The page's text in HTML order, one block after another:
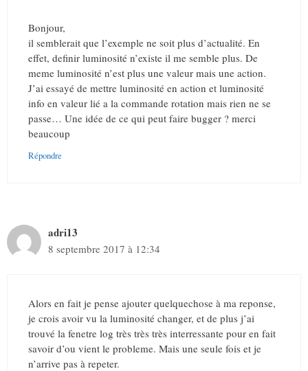
Bonjour,
il semblerait que l’exemple ne soit plus d’actualité. En
effet, definir luminosité n’existe il me semble plus. De
meme luminosité n’est plus une valeur mais une action.
J’ai essayé de mettre luminosité en action et luminosité
info en valeur lié a la commande rotation mais rien ne se
passe… Une idée de ce qui peut faire bugger ? merci
beaucoup
Répondre
adri13
8 septembre 2017 à 12:34
Alors en fait je pense ajouter quelquechose à ma reponse,
je crois avoir vu la luminosité changer, et de plus j’ai
trouvé la fenetre log très très très interressante pour en fait
savoir d’ou vient le probleme. Mais une seule fois et je
n’arrive pas à repeter.